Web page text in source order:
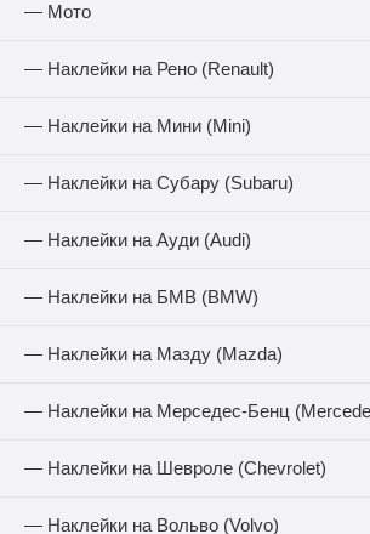
— Мото
— Наклейки на Рено (Renault)
— Наклейки на Мини (Mini)
— Наклейки на Субару (Subaru)
— Наклейки на Ауди (Audi)
— Наклейки на БМВ (BMW)
— Наклейки на Мазду (Mazda)
— Наклейки на Мерседес-Бенц
— Наклейки на Шевроле (Chevrolet)
— Наклейки на Вольво (Volvo)